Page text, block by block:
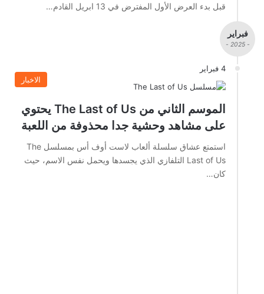
قبل بدء العرض الأول المفترض في 13 ابريل القادم…
فبراير
- 2025 -
4 فبراير
الاخبار
الموسم الثاني من The Last of Us يحتوي
على مشاهد وحشية جدا محذوفة من اللعبة
استمتع عشاق سلسلة ألعاب لاست أوف أس بمسلسل The
Last of Us التلفازي الذي يجسدها ويحمل نفس الاسم، حيث
كان…